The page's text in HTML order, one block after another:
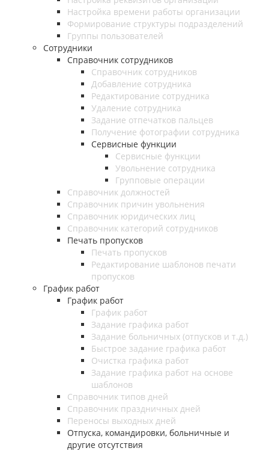
Настройка времени работы организации
Формирование структуры подразделений
Группы пользователей
Сотрудники
Справочник сотрудников
Справочник сотрудников
Добавление сотрудника
Редактирование сотрудника
Удаление сотрудника
Задание отпечатков пальцев
Получение фотографии сотрудника
Сервисные функции
Сервисные функции
Увольнение сотрудника
Групповые операции
Справочник должностей
Справочник причин увольнения
Справочник юридических лиц
Справочник категорий сотрудников
Печать пропусков
Печать пропусков
Редактирование шаблонов печати
пропусков
График работ
График работ
График работ
Задание графика работ
Задание больничных (отпусков и т.д.)
Быстрое задание графика работ
Очистка графика работ
Задание графика работ на основе
шаблонов
Справочник типов дней
Справочник праздничных дней
Переносы выходных дней
Отпуска, командировки, больничные и
другие отсутствия